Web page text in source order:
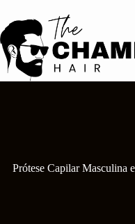
para
o
conteúdo
Prótese Capilar Masculina